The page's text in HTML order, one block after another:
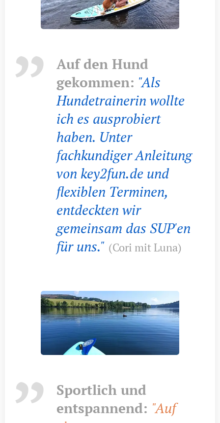
Auf den Hund
gekommen: "Als
Hundetrainerin wollte
ich es ausprobiert
haben. Unter
fachkundiger Anleitung
von key2fun.de und
flexiblen Terminen,
entdeckten wir
gemeinsam das SUP'en
für uns." (Cori mit Luna)
Sportlich und
entspannend: "Auf